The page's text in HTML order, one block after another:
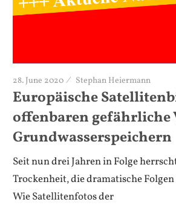
28. June 2020 Stephan Heiermann
Europäische
offenbaren gefährliche
Grundwasserspeichern
Seit nun drei Jahren in Folge
Trockenheit, die dramatische
Wie Satellitenfotos der